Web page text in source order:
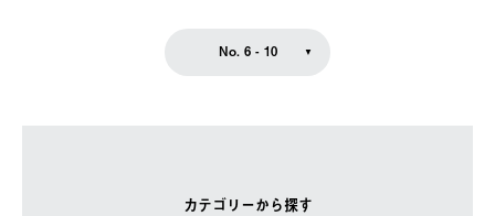
カテゴリーから探す
No. 6 - 10